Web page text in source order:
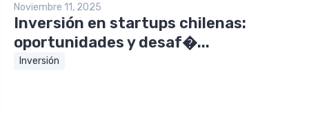
Noviembre 11, 2025
Inversión en startups chilenas:
oportunidades y desaf�...
Inversión